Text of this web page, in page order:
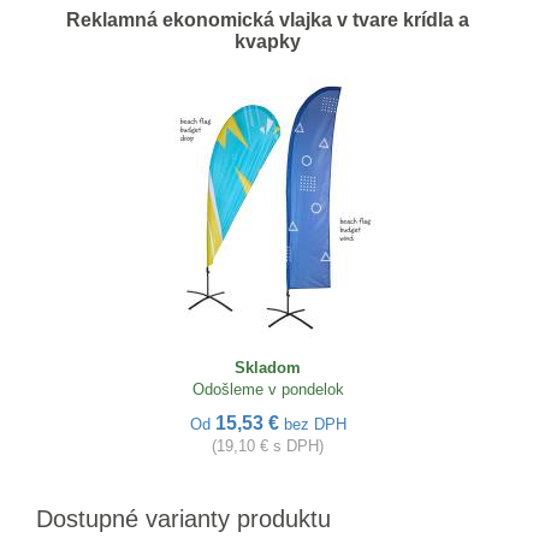
Reklamná ekonomická vlajka v tvare krídla a
kvapky
Skladom
Odošleme v pondelok
Od 15,53 € bez DPH
(19,10 € s DPH)
Dostupné varianty produktu